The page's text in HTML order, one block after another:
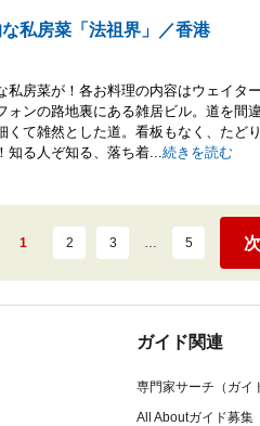
私房菜「法祖界」／香港
私房菜が！各お料理の内容はウェイタ
ォンの路地裏にある雑居ビル。道を間
くて雑然とした道。看板もなく、たど
知る人ぞ知る、落ち着...続きを読む
1 2 3 … 5
ガイド関連
専門家サーチ（ガイ
All Aboutガイド募集